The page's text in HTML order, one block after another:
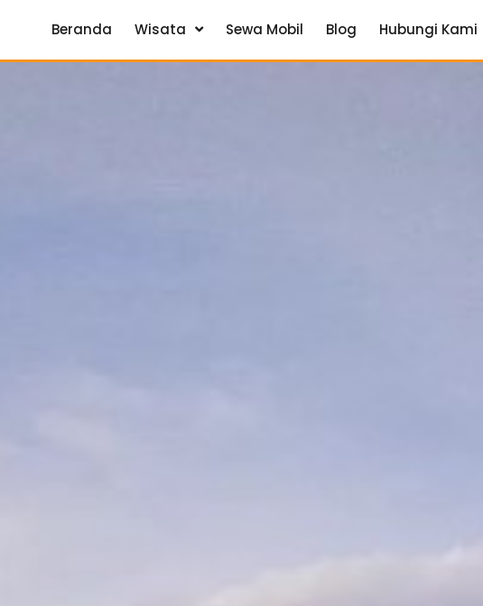
Beranda Wisata Sewa Mobil Blog Hubungi Kami